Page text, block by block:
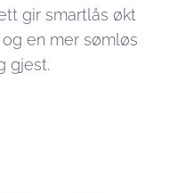
gir smartlås økt
en mer sømløs
gjest.